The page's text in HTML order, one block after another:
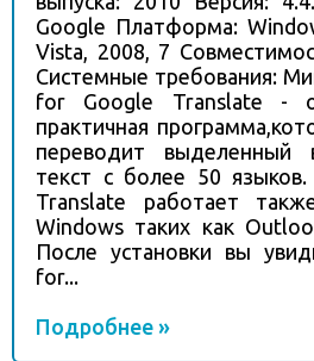
Google Платформа:
Vista, 2008, 7
Системные требования:
for Google Translate -
практичная
переводит выделенный
текст с более 50
Translate работает
Windows таких как
После установки вы
for...
Подробнее »